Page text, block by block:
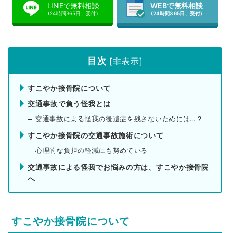
LINEで無料相談
(24時間365日、受付)
WEBで無料相談
(24時間365日、受付)
目次 [非表示]
すこやか接骨院について
交通事故で負う怪我とは
交通事故による怪我の後遺症を残さないためには…？
すこやか接骨院の交通事故施術について
心理的な負担の軽減にも努めている
交通事故による怪我でお悩みの方は、すこやか接骨院
へ
すこやか接骨院について